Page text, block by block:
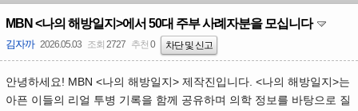
MBN <나의 해방일지>에서 50대 주부 사례자분을 모십니다
김자까 2026.05.03 조회 2727 추천 0 차단 및 신고
안녕하세요! MBN <나의 해방일지> 제작진입니다. <나의 해방일지>는
아픈 이들의 리얼 투병 기록을 함께 공유하며 의학 정보를 바탕으로 질